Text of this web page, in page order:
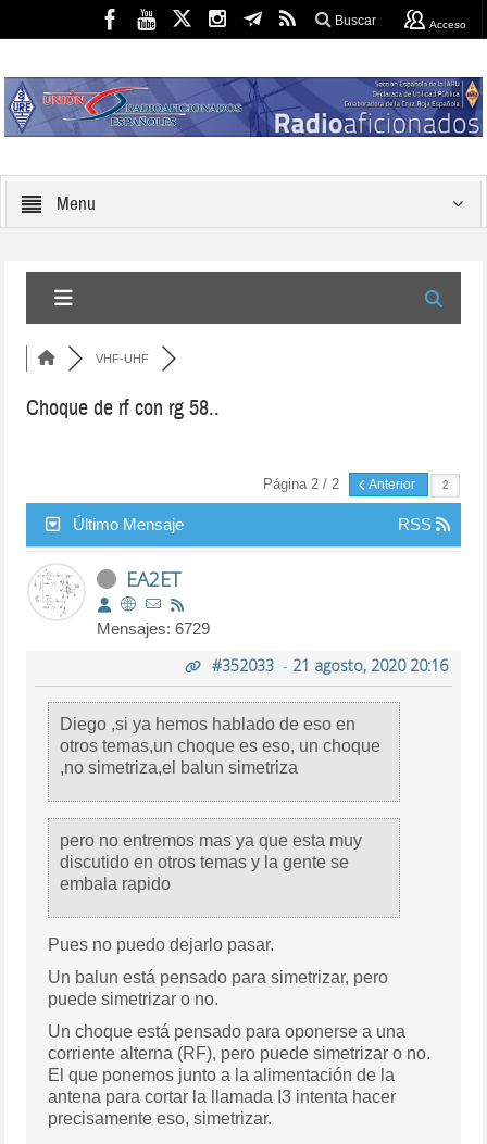
Buscar Acceso
Menu
VHF-UHF
Choque de rf con rg 58..
Página 2 / 2 Anterior
Último Mensaje RSS
EA2ET
Mensajes: 6729
#352033- 21 agosto, 2020 20:16
Diego ,si ya hemos hablado de eso en
otros temas,un choque es eso, un choque
,no simetriza,el balun simetriza
pero no entremos mas ya que esta muy
discutido en otros temas y la gente se
embala rapido
Pues no puedo dejarlo pasar.
Un balun está pensado para simetrizar, pero
puede simetrizar o no.
Un choque está pensado para oponerse a una
corriente alterna (RF), pero puede simetrizar o no.
El que ponemos junto a la alimentación de la
antena para cortar la llamada I3 intenta hacer
precisamente eso, simetrizar.